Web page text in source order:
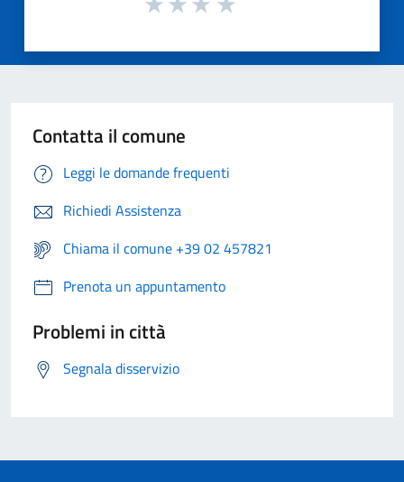
Contatta il comune
Leggi le domande frequenti
Richiedi Assistenza
Chiama il comune +39 02 457821
Prenota un appuntamento
Problemi in città
Segnala disservizio